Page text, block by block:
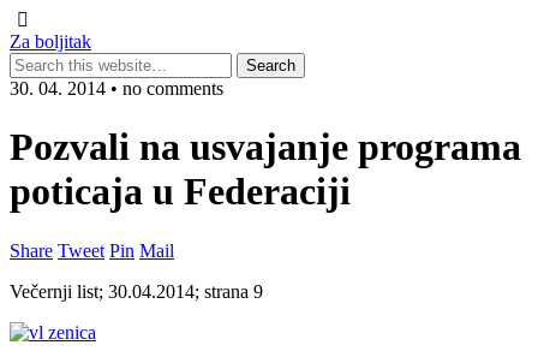
Za boljitak
30. 04. 2014 • no comments
Pozvali na usvajanje programa
poticaja u Federaciji
Share Tweet Pin Mail
Večernji list; 30.04.2014; strana 9